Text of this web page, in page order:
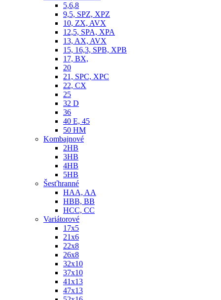
5,6,8
9,5, SPZ, XPZ
10, ZX, AVX
12,5, SPA, XPA
13, AX, AVX
15, 16,3, SPB, XPB
17, BX,
20
21, SPC, XPC
22, CX
25
32 D
36
40 E, 45
50 HM
Kombajnové
2HB
3HB
4HB
5HB
Šesťhranné
HAA, AA
HBB, BB
HCC, CC
Variátorové
17x5
21x6
22x8
26x8
32x10
37x10
41x13
47x13